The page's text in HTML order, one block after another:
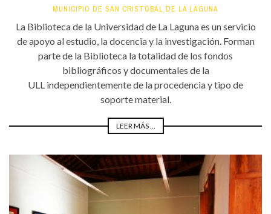
MUNICIPIO DE SAN CRISTÓBAL DE LA LAGUNA
La Biblioteca de la Universidad de La Laguna es un servicio
de apoyo al estudio, la docencia y la investigación. Forman
parte de la Biblioteca la totalidad de los fondos
bibliográficos y documentales de la
ULL independientemente de la procedencia y tipo de
soporte material.
LEER MÁS ...